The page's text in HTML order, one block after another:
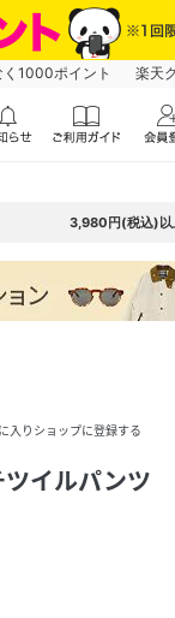
1000ポイント 楽天
3,980円(税込)以
入りショップに登録する
イルパンツ